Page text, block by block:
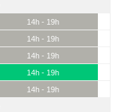
14h - 19h
14h - 19h
14h - 19h
14h - 19h
14h - 19h